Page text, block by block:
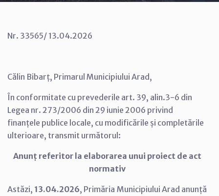
Nr. 33565/ 13.04.2026
Călin Bibarț, Primarul Municipiului Arad,
În conformitate cu prevederile art. 39, alin.3-6 din
Legea nr. 273/2006 din 29 iunie 2006 privind
finanțele publice locale, cu modificările și completările
ulterioare, transmit următorul:
Anunț referitor la elaborarea unui proiect de act
normativ
Astăzi, 13.04.2026, Primăria Municipiului Arad anunță